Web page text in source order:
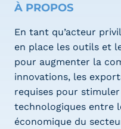
À PROPOS
En tant qu’acteur
en place les outils et
pour augmenter la
innovations, les
requises pour
technologiques entre
économique du